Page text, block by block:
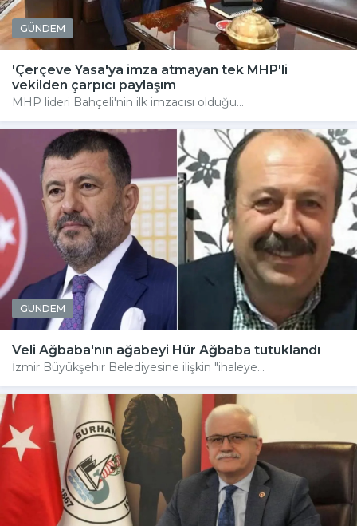
GÜNDEM
'Çerçeve Yasa'ya imza atmayan tek MHP'li
vekilden çarpıcı paylaşım
MHP lideri Bahçeli'nin ilk imzacısı olduğu...
GÜNDEM
Veli Ağbaba'nın ağabeyi Hür Ağbaba tutuklandı
İzmir Büyükşehir Belediyesine ilişkin "ihaleye...